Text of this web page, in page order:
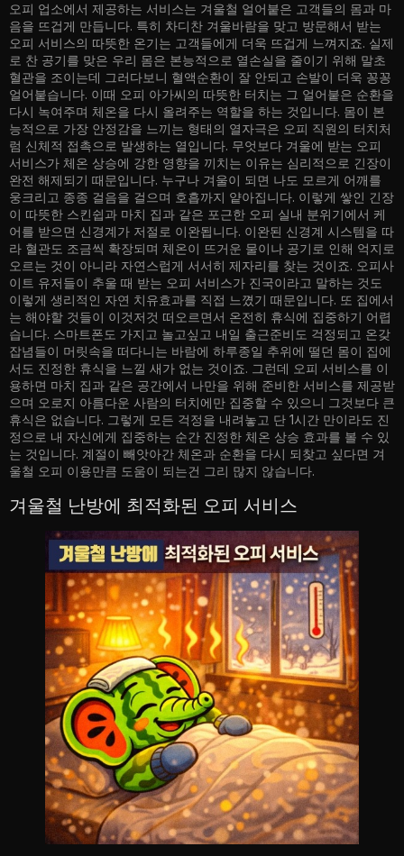
오피 업소에서 제공하는 서비스는 겨울철 얼어붙은 고객들의 몸과 마
음을 뜨겁게 만듭니다. 특히 차디찬 겨울바람을 맞고 방문해서 받는
오피 서비스의 따뜻한 온기는 고객들에게 더욱 뜨겁게 느껴지죠. 실제
로 찬 공기를 맞은 우리 몸은 본능적으로 열손실을 줄이기 위해 말초
혈관을 조이는데 그러다보니 혈액순환이 잘 안되고 손발이 더욱 꽁꽁
얼어붙습니다. 이때 오피 아가씨의 따뜻한 터치는 그 얼어붙은 순환을
다시 녹여주며 체온을 다시 올려주는 역할을 하는 것입니다. 몸이 본
능적으로 가장 안정감을 느끼는 형태의 열자극은 오피 직원의 터치처
럼 신체적 접촉으로 발생하는 열입니다. 무엇보다 겨울에 받는 오피
서비스가 체온 상승에 강한 영향을 끼치는 이유는 심리적으로 긴장이
완전 해제되기 때문입니다. 누구나 겨울이 되면 나도 모르게 어깨를
웅크리고 종종 걸음을 걸으며 호흡까지 얕아집니다. 이렇게 쌓인 긴장
이 따뜻한 스킨쉽과 마치 집과 같은 포근한 오피 실내 분위기에서 케
어를 받으면 신경계가 저절로 이완됩니다. 이완된 신경계 시스템을 따
라 혈관도 조금씩 확장되며 체온이 뜨거운 물이나 공기로 인해 억지로
오르는 것이 아니라 자연스럽게 서서히 제자리를 찾는 것이죠. 오피사
이트 유저들이 추울 때 받는 오피 서비스가 진국이라고 말하는 것도
이렇게 생리적인 자연 치유효과를 직접 느꼈기 때문입니다. 또 집에서
는 해야할 것들이 이것저것 떠오르면서 온전히 휴식에 집중하기 어렵
습니다. 스마트폰도 가지고 놀고싶고 내일 출근준비도 걱정되고 온갖
잡념들이 머릿속을 떠다니는 바람에 하루종일 추위에 떨던 몸이 집에
서도 진정한 휴식을 느낄 새가 없는 것이죠. 그런데 오피 서비스를 이
용하면 마치 집과 같은 공간에서 나만을 위해 준비한 서비스를 제공받
으며 오로지 아름다운 사람의 터치에만 집중할 수 있으니 그것보다 큰
휴식은 없습니다. 그렇게 모든 걱정을 내려놓고 단 1시간 만이라도 진
정으로 내 자신에게 집중하는 순간 진정한 체온 상승 효과를 볼 수 있
는 것입니다. 계절이 빼앗아간 체온과 순환을 다시 되찾고 싶다면 겨
울철 오피 이용만큼 도움이 되는건 그리 많지 않습니다.
겨울철 난방에 최적화된 오피 서비스